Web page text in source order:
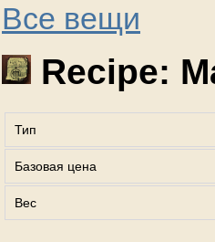
Все вещи
Recipe:
Тип
Базовая цена
Вес